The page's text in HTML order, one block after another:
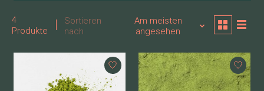
4
Produkte
Sortieren
nach
Am meisten
angesehen